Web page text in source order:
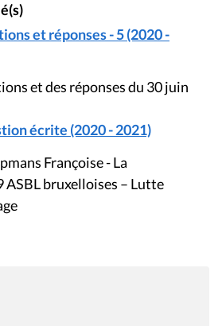
et réponses - 5 (2020 -
et des réponses du 30 juin
écrite (2020 - 2021)
Françoise - La
ASBL bruxelloises – Lutte